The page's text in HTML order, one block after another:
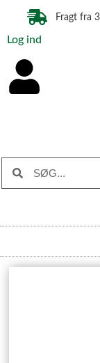
Fragt fra
Log ind